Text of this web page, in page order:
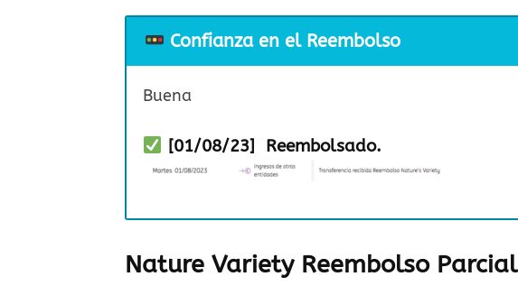
Confianza en el Reembolso
Buena
[01/08/23] Reembolsado.
Nature Variety Reembolso Parcial